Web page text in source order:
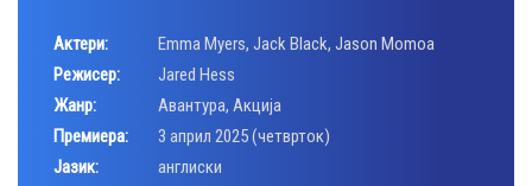
Актери: Emma Myers, Jack Black, Jason Momoa
Режисер:
Jared Hess
Жанр:
Авантура, Акција
Премиера:
3 април 2025 (четврток)
Јазик:
англиски